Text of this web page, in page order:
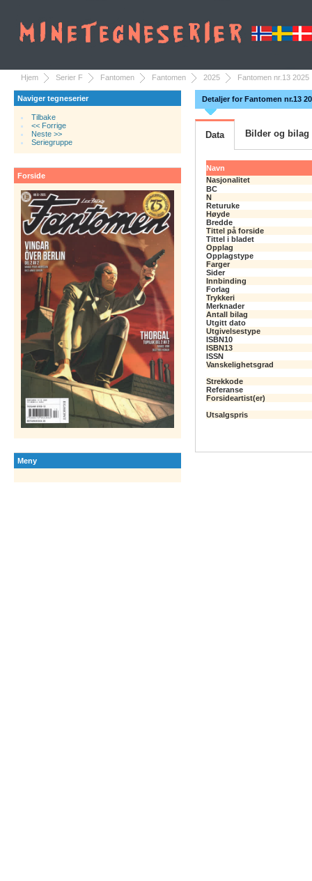
Hjem Serier F Fantomen Fantomen 2025 Fantomen nr.13 2025
Naviger tegneserier
Tilbake
<< Forrige
Neste >>
Seriegruppe
Forside
Meny
Detaljer for Fantomen nr.13
Data Bilder og bilag
Navn
Nasjonalitet
BC
N
Returuke
Høyde
Bredde
Tittel på forside
Tittel i bladet
Opplag
Opplagstype
Farger
Sider
Innbinding
Forlag
Trykkeri
Merknader
Antall bilag
Utgitt dato
Utgivelsestype
ISBN10
ISBN13
ISSN
Vanskelighetsgrad
Strekkode
Referanse
Forsideartist(er)
Utsalgspris